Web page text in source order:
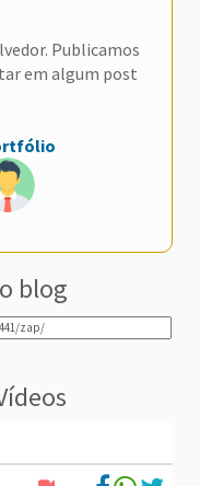
Publicamos
em algum post
blog